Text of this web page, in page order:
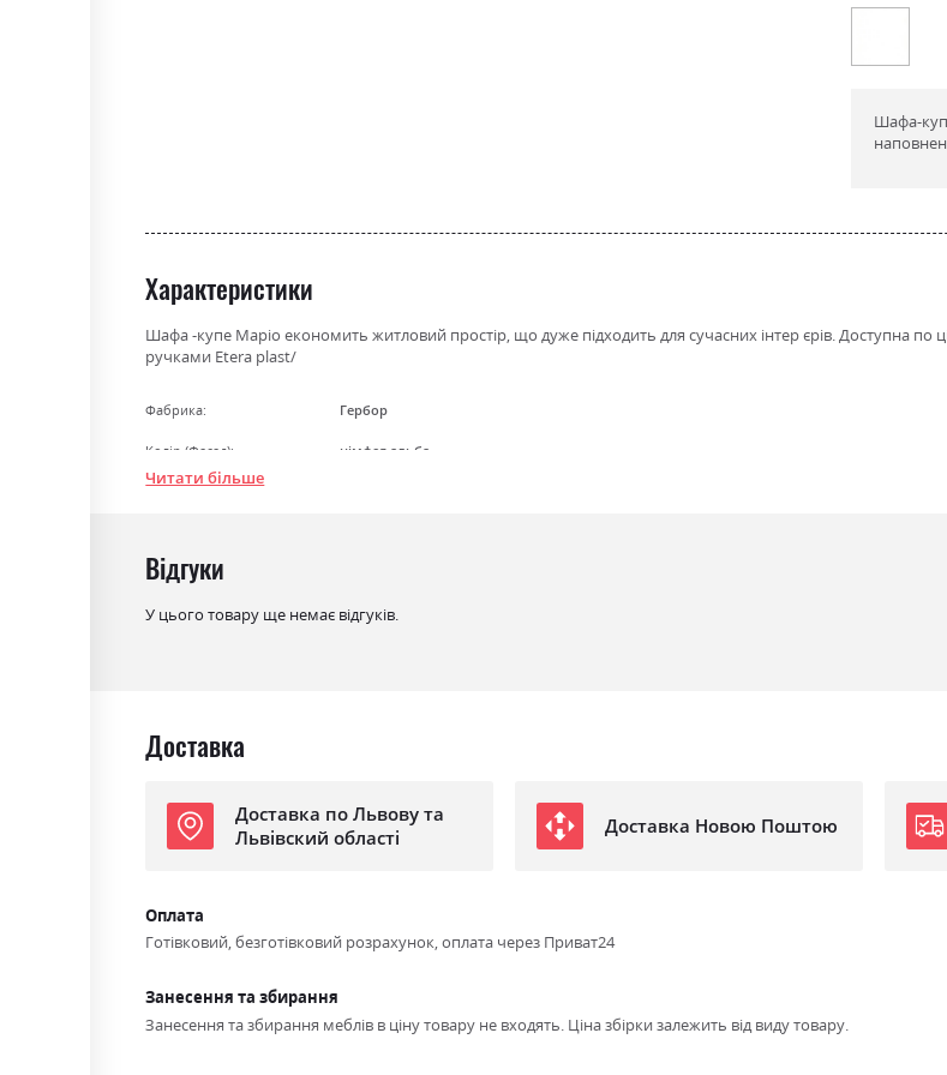
Шафа-
Характеристики
Шафа -купе Маріо економить житловий простір, що дуже підходить для сучасних інтер єрів. Доступна
ручками Etera plast/
Фабрика: Гербор
Колір (Фасад): німфея альба
Колір (Корпус):
Стиль
Матеріал ламінована ДСП
Читати більше
Відгуки
У цього товару ще немає відгуків.
Доставка
Доставка по Львову та
Львівский області
Доставка Новою Поштою
Оплата
Готівковий, безготівковий розрахунок, оплата через Приват24
Занесення та збирання
Занесення та збирання меблів в ціну товару не входять. Ціна збірки залежить від виду товару.